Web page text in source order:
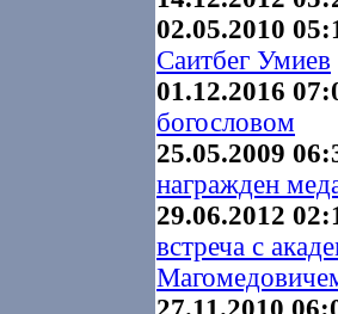
02.05.2010
Саитбег Умиев
01.12.2016
богословом
25.05.2009
награжден
29.06.2012
встреча с